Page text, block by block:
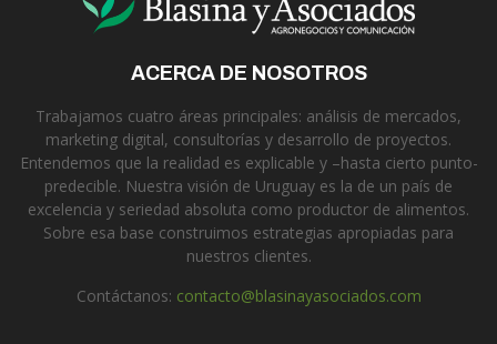
ACERCA DE NOSOTROS
Trabajamos cuatro áreas principales: análisis de mercados,
marketing digital, consultorías y desarrollo de proyectos.
Entendemos que la realidad es explicable y –hasta cierto punto-
predecible. Nuestra visión de Uruguay es la de un país de
excelencia y seriedad absoluta como productor de alimentos.
Sobre esa base construimos estrategias apropiadas para
nuestros clientes.
Contáctanos: contacto@blasinayasociados.com